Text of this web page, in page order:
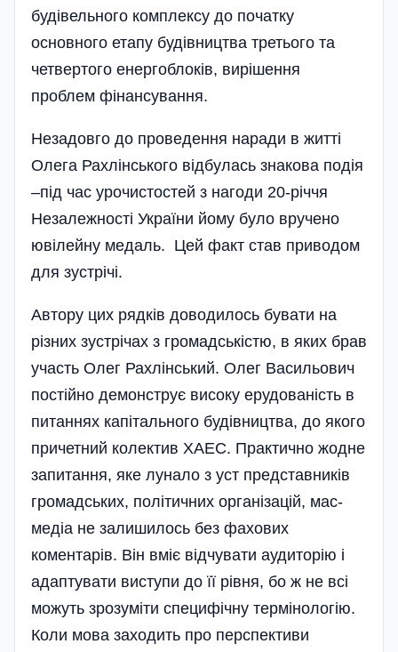
будівельного комплексу до початку
основного етапу будівництва третього та
четвертого енергоблоків, вирішення
проблем фінансування.
Незадовго до проведення наради в житті
Олега Рахлінського відбулась знакова подія
–під час урочистостей з нагоди 20-річчя
Незалежності України йому було вручено
ювілейну медаль. Цей факт став приводом
для зустрічі.
Автору цих рядків доводилось бувати на
різних зустрічах з громадськістю, в яких брав
участь Олег Рахлінський. Олег Васильович
постійно демонструє високу ерудованість в
питаннях капітального будівництва, до якого
причетний колектив ХАЕС. Практично жодне
запитання, яке лунало з уст представників
громадських, політичних органі­зацій, мас-
медіа не залишилось без фахових
коментарів. Він вміє відчувати аудиторію і
адаптувати виступи до її рівня, бо ж не всі
можуть зрозуміти специфічну термінологію.
Коли мова заходить про перспективи